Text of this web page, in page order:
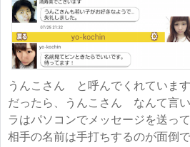
うんこさん と呼んでくれていま
だったら、うんこさん なんて言
ラはパソコンでメッセージを送っ
相手の名前は手打ちするのが面倒